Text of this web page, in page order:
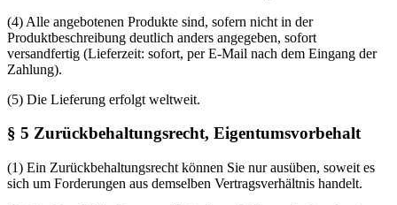
(4) Alle angebotenen Produkte sind, sofern nicht in der
Produktbeschreibung deutlich anders angegeben, sofort
versandfertig (Lieferzeit: sofort, per E-Mail nach dem Eingang der
Zahlung).
(5) Die Lieferung erfolgt weltweit.
§ 5 Zurückbehaltungsrecht, Eigentumsvorbehalt
(1) Ein Zurückbehaltungsrecht können Sie nur ausüben, soweit es
sich um Forderungen aus demselben Vertragsverhältnis handelt.